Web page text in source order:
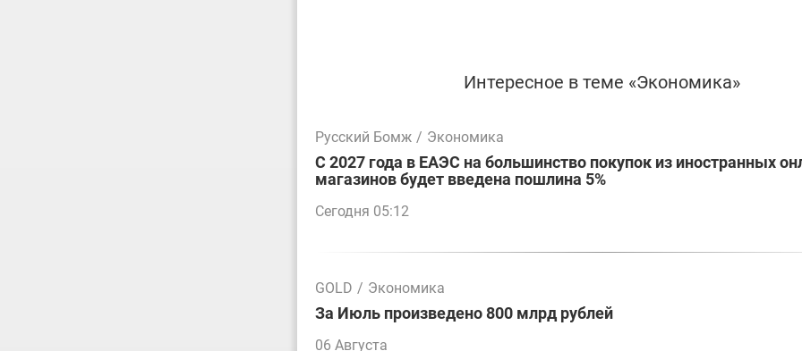
Интересное в теме «Экономика»
Русский Бомж / Экономика
С 2027 года в ЕАЭС на большинство покупок из иностранных
магазинов будет введена пошлина 5%
Сегодня 05:12
GOLD / Экономика
За Июль произведено 800 млрд рублей
06 Августа